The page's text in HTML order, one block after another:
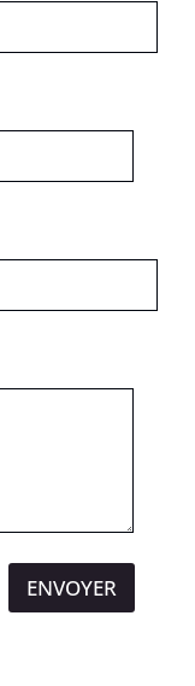
ENVOYER